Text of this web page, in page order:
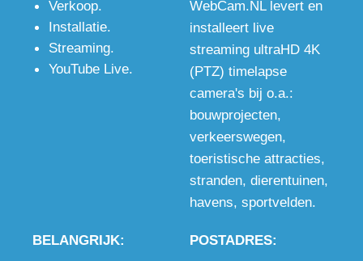
én
bewakingscamera
voor op de
bouwplaats
pixels,
wanneer de
kwaliteit
gewenst is,
ook in het
donker.
met
microfoon
en stereo
audio
ingang voor
uitstekend
beeld en
geluid.
Verkoop.
Installatie.
Streaming.
YouTube Live.
WebCam.NL levert en
installeert live
streaming ultraHD 4K
(PTZ) timelapse
camera's bij o.a.:
bouwprojecten,
verkeerswegen,
toeristische attracties,
stranden, dierentuinen,
havens, sportvelden.
BELANGRIJK: POSTADRES: